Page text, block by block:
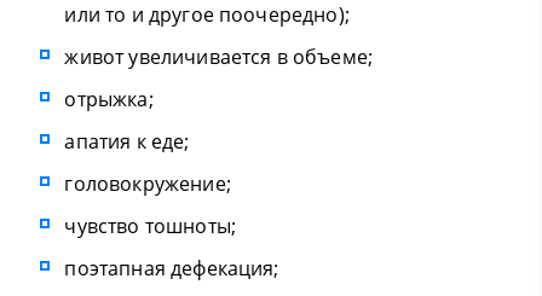
или то и другое поочередно);
живот увеличивается в объеме;
отрыжка;
апатия к еде;
головокружение;
чувство тошноты;
поэтапная дефекация;